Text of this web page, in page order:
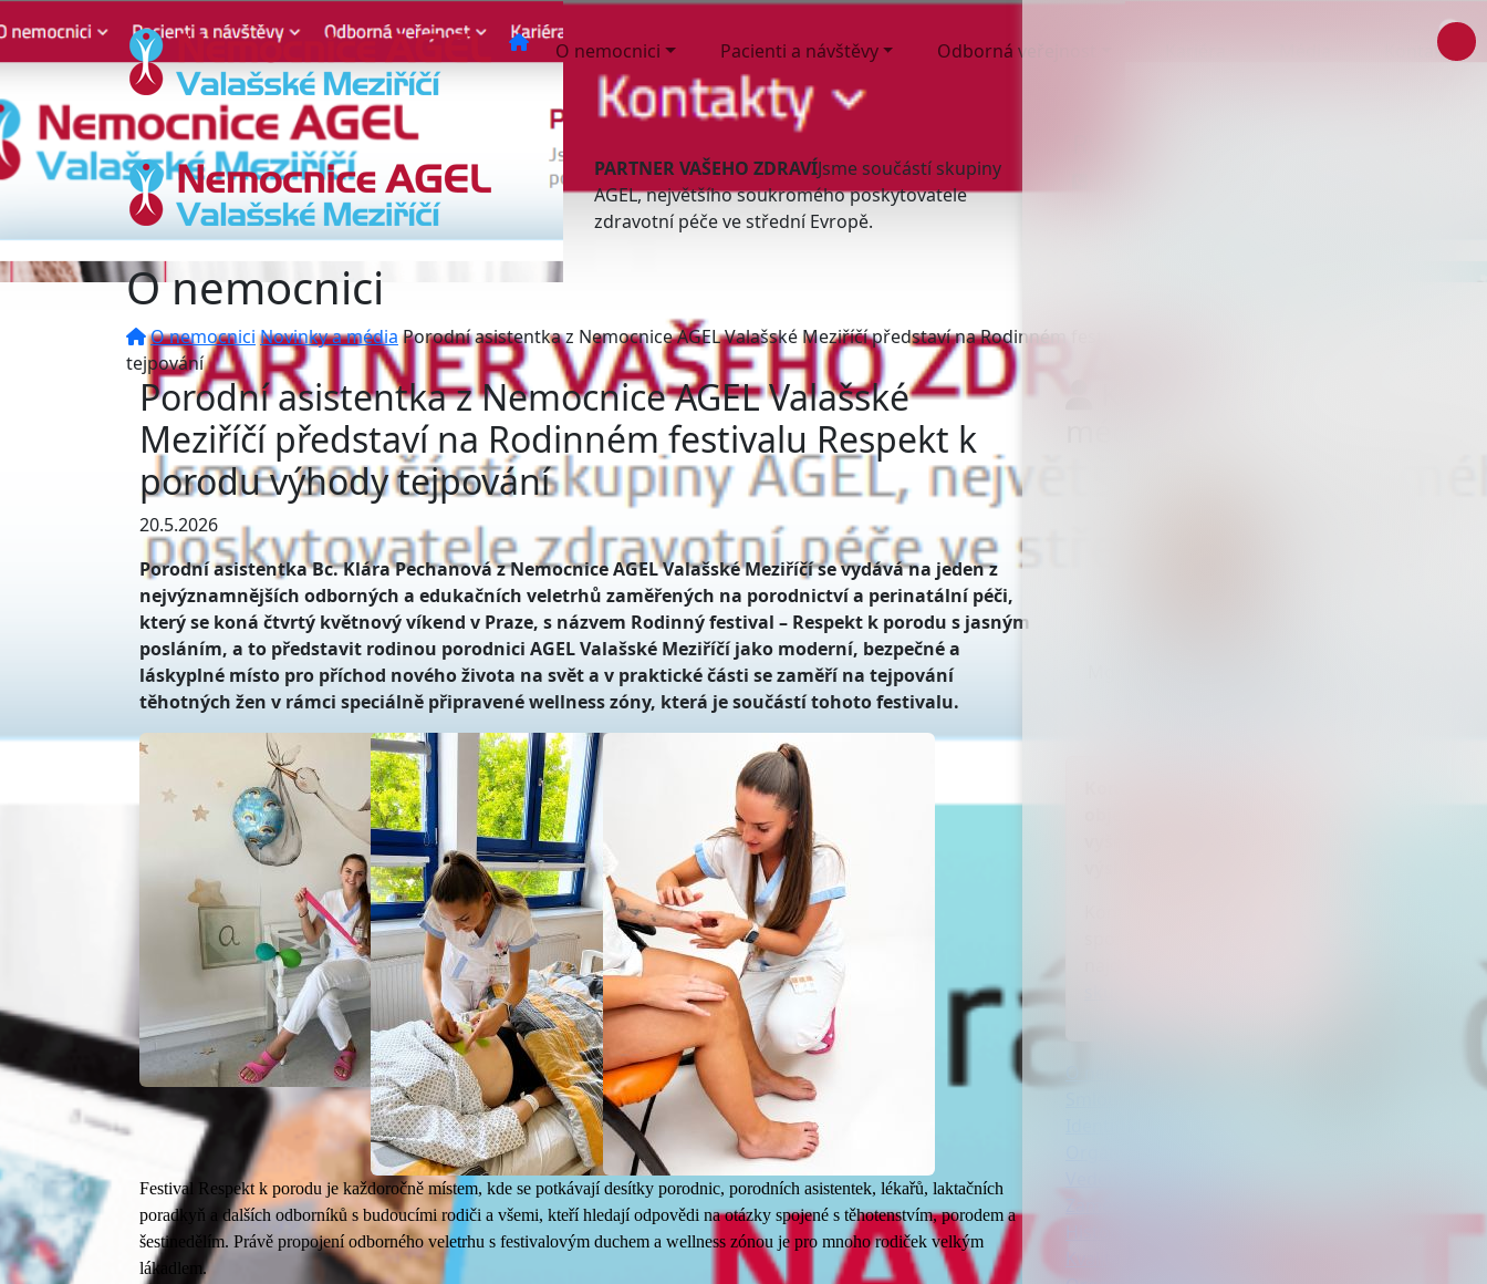
O nemocnici Pacienti a návštěvy Odborná veřejnost Kontakty
PARTNER VAŠEHO ZDRAVÍJsme součástí skupiny
AGEL, největšího soukromého poskytovatele
zdravotní péče ve střední Evropě.
O nemocnici
O nemocnici Novinky a média Porodní asistentka z Nemocnice AGEL Valašské Meziříčí představí na Rodinném festivalu Respekt k porodu výhody
tejpování
Porodní asistentka z Nemocnice AGEL Valašské
Meziříčí představí na Rodinném festivalu Respekt k
porodu výhody tejpování
20.5.2026
Porodní asistentka Bc. Klára Pechanová z Nemocnice AGEL Valašské Meziříčí se vydává na jeden z
nejvýznamnějších odborných a edukačních veletrhů zaměřených na porodnictví a perinatální péči,
který se koná čtvrtý květnový víkend v Praze, s názvem Rodinný festival – Respekt k porodu s jasným
posláním, a to představit rodinou porodnici AGEL Valašské Meziříčí jako moderní, bezpečné a
láskyplné místo pro příchod nového života na svět a v praktické části se zaměří na tejpování
těhotných žen v rámci speciálně připravené wellness zóny, která je součástí tohoto festivalu.
Festival Respekt k porodu je každoročně místem, kde se potkávají desítky porodnic, porodních asistentek, lékařů, laktačních
poradkyň a dalších odborníků s budoucími rodiči a všemi, kteří hledají odpovědi na otázky spojené s těhotenstvím, porodem a
šestinedělím. Právě propojení odborného veletrhu s festivalovým duchem a wellness zónou je pro mnoho rodiček velkým
lákadlem.